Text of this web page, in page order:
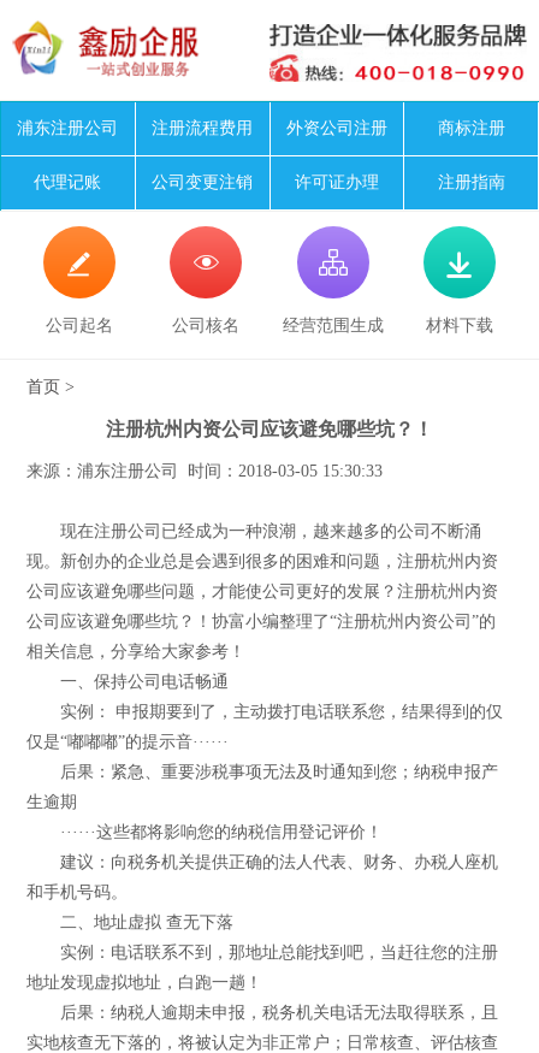
浦东注册公司 注册流程费用 外资公司注册 商标注册
代理记账 公司变更注销 许可证办理 注册指南

公司起名

公司核名

经营范围生成

材料下载
首页 >
注册杭州内资公司应该避免哪些坑？！
来源：浦东注册公司 时间：2018-03-05 15:30:33
现在注册公司已经成为一种浪潮，越来越多的公司不断涌
现。新创办的企业总是会遇到很多的困难和问题，注册杭州内资
公司应该避免哪些问题，才能使公司更好的发展？注册杭州内资
公司应该避免哪些坑？！协富小编整理了“注册杭州内资公司”的
相关信息，分享给大家参考！
一、保持公司电话畅通
实例： 申报期要到了，主动拨打电话联系您，结果得到的仅
仅是“嘟嘟嘟”的提示音······
后果：紧急、重要涉税事项无法及时通知到您；纳税申报产
生逾期
······这些都将影响您的纳税信用登记评价！
建议：向税务机关提供正确的法人代表、财务、办税人座机
和手机号码。
二、地址虚拟 查无下落
实例：电话联系不到，那地址总能找到吧，当赶往您的注册
地址发现虚拟地址，白跑一趟！
后果：纳税人逾期未申报，税务机关电话无法取得联系，且
实地核查无下落的，将被认定为非正常户；日常核查、评估核查